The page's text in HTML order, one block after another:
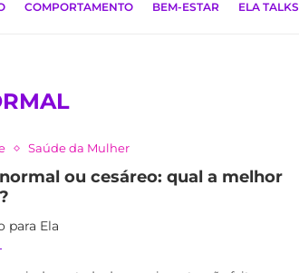
COMPORTAMENTO BEM-ESTAR ELA TALKS
Saúde da Mulher
ou cesáreo: qual a melhor
para Ela